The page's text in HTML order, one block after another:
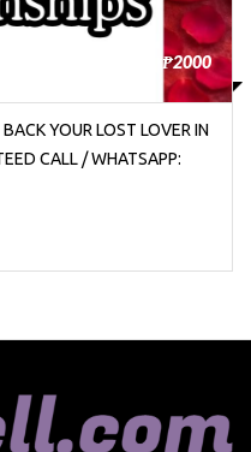
₱2000
YOUR LOST LOVER IN
CALL / WHATSAPP: